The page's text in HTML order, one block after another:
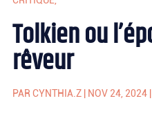
Tolkien ou
rêveur
PARCYNTHIA.Z| NOV 24, 2024|